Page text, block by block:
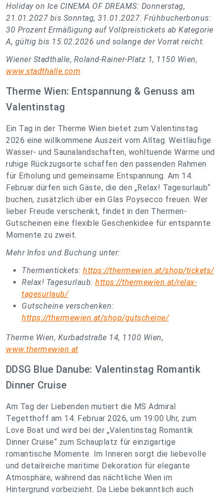
Holiday on Ice CINEMA OF DREAMS: Donnerstag,
21.01.2027 bis Sonntag, 31.01.2027. Frühbucherbonus:
30 Prozent Ermäßigung auf Vollpreistickets ab Kategorie
A, gültig bis 15.02.2026 und solange der Vorrat reicht.
Wiener Stadthalle, Roland-Rainer-Platz 1, 1150 Wien,
www.stadthalle.com
Therme Wien: Entspannung & Genuss am
Valentinstag
Ein Tag in der Therme Wien bietet zum Valentinstag
2026 eine willkommene Auszeit vom Alltag. Weitläufige
Wasser- und Saunalandschaften, wohltuende Wärme und
ruhige Rückzugsorte schaffen den passenden Rahmen
für Erholung und gemeinsame Entspannung. Am 14.
Februar dürfen sich Gäste, die den „Relax! Tagesurlaub“
buchen, zusätzlich über ein Glas Poysecco freuen. Wer
lieber Freude verschenkt, findet in den Thermen-
Gutscheinen eine flexible Geschenkidee für entspannte
Momente zu zweit.
Mehr Infos und Buchung unter:
Thermentickets: https://thermewien.at/shop/tickets/
Relax! Tagesurlaub: https://thermewien.at/relax-
tagesurlaub/
Gutscheine verschenken:
https://thermewien.at/shop/gutscheine/
Therme Wien, Kurbadstraße 14, 1100 Wien,
www.thermewien.at
DDSG Blue Danube: Valentinstag Romantik
Dinner Cruise
Am Tag der Liebenden mutiert die MS Admiral
Tegetthoff am 14. Februar 2026, um 19:00 Uhr, zum
Love Boat und wird bei der „Valentinstag Romantik
Dinner Cruise“ zum Schauplatz für einzigartige
romantische Momente. Im Inneren sorgt die liebevolle
und detailreiche maritime Dekoration für elegante
Atmosphäre, während das nächtliche Wien im
Hintergrund vorbeizieht. Da Liebe bekanntlich auch